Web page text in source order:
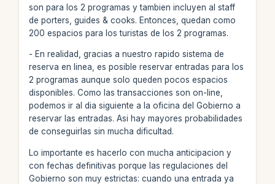
son para los 2 programas y tambien incluyen al staff
de porters, guides & cooks. Entonces, quedan como
200 espacios para los turistas de los 2 programas.
- En realidad, gracias a nuestro rapido sistema de
reserva en linea, es posible reservar entradas para los
2 programas aunque solo queden pocos espacios
disponibles. Como las transacciones son on-line,
podemos ir al dia siguiente a la oficina del Gobierno a
reservar las entradas. Asi hay mayores probabilidades
de conseguirlas sin mucha dificultad.
Lo importante es hacerlo con mucha anticipacion y
con fechas definitivas porque las regulaciones del
Gobierno son muy estrictas: cuando una entrada ya